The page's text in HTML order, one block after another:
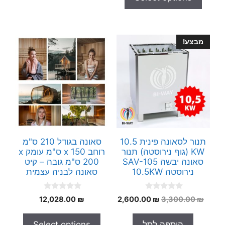
5
מבצע!
תנור לסאונה פינית 10.5
KW (גוף נירוסטה) תנור
סאונה יבשה SAV-105
נירוסטה 10.5KW
0
o
3,300.00₪
המחיר
היה:
2,600.00 ₪
המחיר
סאונה בגודל 210 ס"מ
רוחב x 150 ס"מ עומק x
200 ס"מ גובה – קיט
סאונה לבניה עצמית
0
o
12,028.00 ₪